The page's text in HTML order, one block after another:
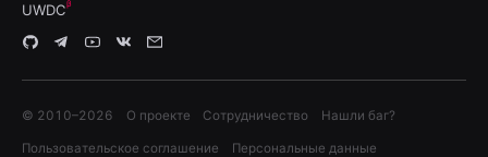
UWDC
© 2010–2026 О проекте Сотрудничество Нашли баг?
Пользовательское соглашение Персональные данные